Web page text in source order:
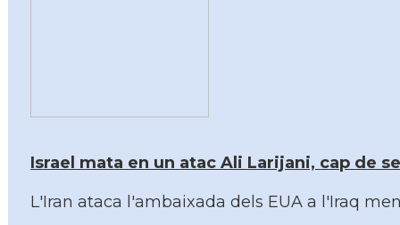
Israel mata en un atac Ali Larijani, cap de
L'Iran ataca l'ambaixada dels EUA a l'Iraq